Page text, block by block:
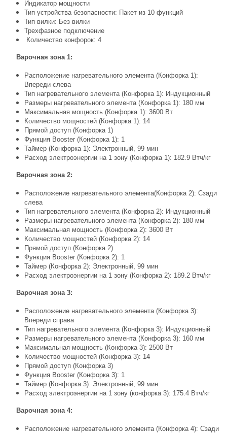
Индикатор мощности
Тип устройства безопасности: Пакет из 10 функций
Тип вилки: Без вилки
Трехфазное подключение
Количество конфорок: 4
Варочная зона 1:
Расположение нагревательного элемента (Конфорка 1):
Впереди слева
Тип нагревательного элемента (Конфорка 1): Индукционный
Размеры нагревательного элемента (Конфорка 1): 180 мм
Максимальная мощность (Конфорка 1): 3600 Вт
Количество мощностей (Конфорка 1): 14
Прямой доступ (Конфорка 1)
Функция Booster (Конфорка 1): 1
Таймер (Конфорка 1): Электронный, 99 мин
Расход электроэнергии на 1 зону (Конфорка 1): 182.9 Втч/кг
Варочная зона 2:
Расположение нагревательного элемента(Конфорка 2): Сзади
слева
Тип нагревательного элемента (Конфорка 2): Индукционный
Размеры нагревательного элемента (Конфорка 2): 180 мм
Максимальная мощность (Конфорка 2): 3600 Вт
Количество мощностей (Конфорка 2): 14
Прямой доступ (Конфорка 2)
Функция Booster (Конфорка 2): 1
Таймер (Конфорка 2): Электронный, 99 мин
Расход электроэнергии на 1 зону (Конфорка 2): 189.2 Втч/кг
Варочная зона 3:
Расположение нагревательного элемента (Конфорка 3):
Впереди справа
Тип нагревательного элемента (Конфорка 3): Индукционный
Размеры нагревательного элемента (Конфорка 3): 160 мм
Максимальная мощность (Конфорка 3): 2500 Вт
Количество мощностей (Конфорка 3): 14
Прямой доступ (Конфорка 3)
Функция Booster (Конфорка 3): 1
Таймер (Конфорка 3): Электронный, 99 мин
Расход электроэнергии на 1 зону (конфорка 3): 175.4 Втч/кг
Варочная зона 4:
Расположение нагревательного элемента (Конфорка 4): Сзади